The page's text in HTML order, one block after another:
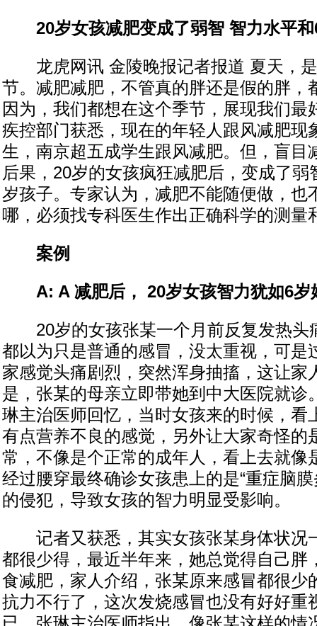
20岁女孩减肥变成了弱智 智力水平和
龙虎网讯 金陵晚报记者报道 夏天，是
节。减肥减肥，不管真的胖还是假的胖，
因为，我们都想在这个季节，展现我们最
疾控部门获悉，现在的年轻人跟风减肥现
生，南京超五成学生跟风减肥。但，盲目
后果，20岁的女孩疯狂减肥后，变成了弱
岁孩子。专家认为，减肥不能随便做，也
哪，必须找专科医生作出正确科学的测量
案例
A: A 减肥后， 20岁女孩智力犹如6岁
20岁的女孩张某一个月前反复发热头
都以为只是普通的感冒，没太重视，可是
家感觉头痛剧烈，突然浑身抽搐，这让家
是，张某的母亲立即带她到中大医院就诊
琳主治医师回忆，当时女孩来的时候，看
有点营养不良的感觉，另外让大家奇怪的
常，不像是个正常的成年人，看上去就像
经过腰穿最终确诊女孩患上的是“重症脑
的侵犯，导致女孩的智力明显受影响。
记者又获悉，其实女孩张某身体状况
都很少得，最近半年来，她总觉得自己胖
食减肥，家人介绍，张某原来感冒都很少
抗力不行了，这次发烧感冒也没有好好重